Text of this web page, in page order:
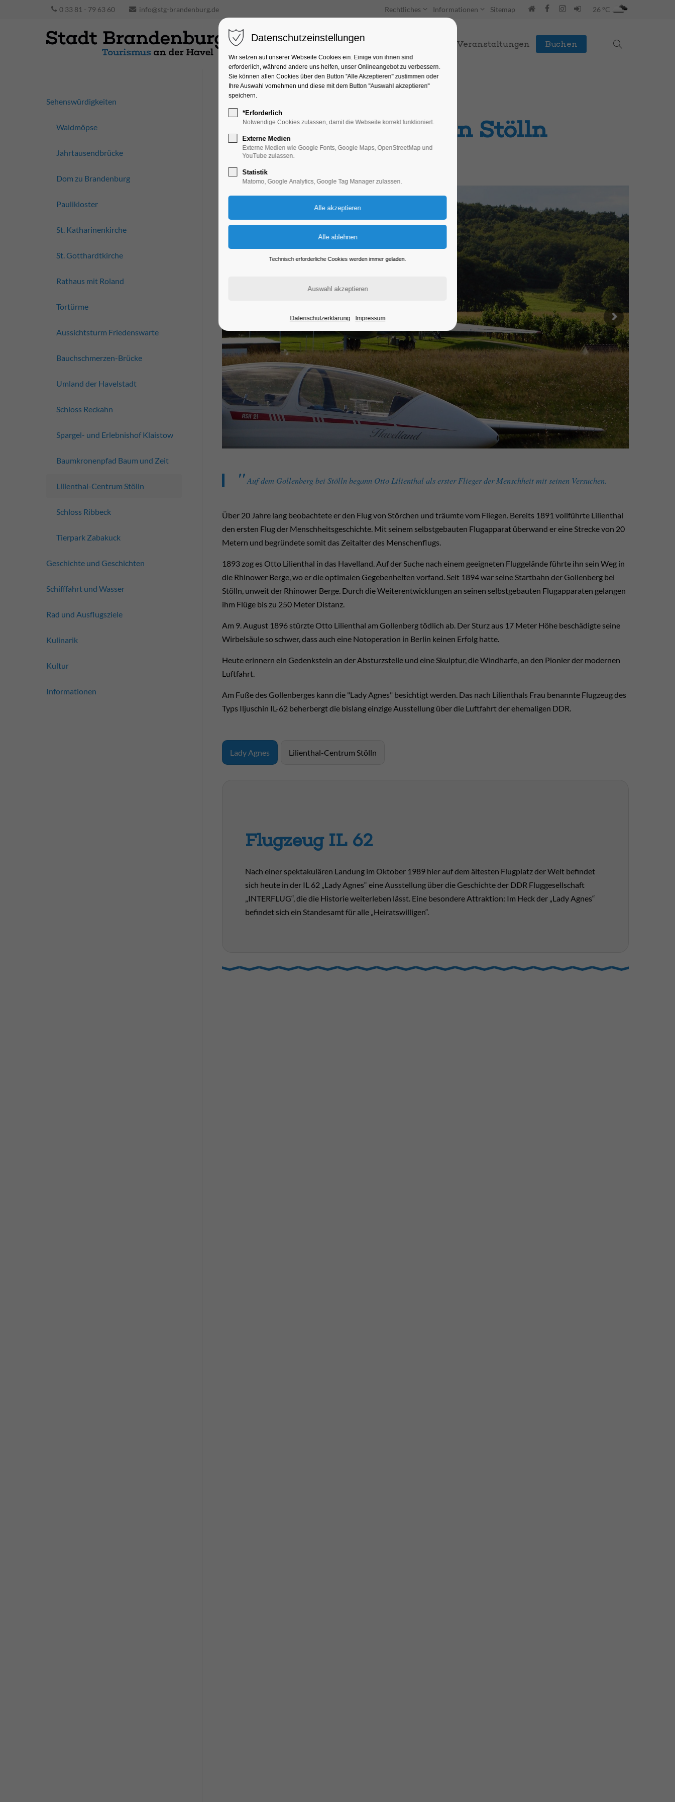
0 33 81 - 79 63 60 info@stg-brandenburg.de Rechtliches Informationen Sitemap 26 °C
Unterkünfte Entdecken & Erleben Veranstaltungen Buchen
Otto-Lilienthal-Verein Stölln
Pionier der Luftfahrt
Auf dem Gollen­berg bei Stölln be­gann Otto Lilien­thal als erster Flieger der Mensch­heit mit seinen Ver­suchen.
Über 20 Jahre lang beo­bachtete er den Flug von Störchen und träumte vom Fliegen. Bereits 1891 voll­führte Lilien­thal
den ersten Flug der Mensch­heits­ge­schichte. Mit seinem selbst­ge­bauten Flug­ap­pa­rat über­wand er eine Strecke von 20
Metern und be­gründete somit das Zeit­alter des Menschen­flugs.
1893 zog es Otto Lilien­thal in das Havel­land. Auf der Suche nach einem ge­eigneten Flug­ge­lände führte ihn sein Weg in
die Rhinower Berge, wo er die optimalen Ge­ge­ben­heiten vor­fand. Seit 1894 war seine Start­bahn der Gollen­berg bei
Stölln, un­weit der Rhinower Berge. Durch die Weiter­ent­wick­lungen an seinen selbst­ge­bauten Flug­ap­paraten ge­langen
ihm Flüge bis zu 250 Meter Distanz.
Am 9. August 1896 stürzte Otto Lilienthal am Gollen­berg tödlich ab. Der Sturz aus 17 Meter Höhe be­schädigte seine
Wirbel­säule so schwer, dass auch eine Not­ope­ration in Berlin keinen Er­folg hatte.
Heute er­innern ein Ge­denk­stein an der Ab­sturz­stelle und eine Skulp­tur, die Wind­harfe, an den Pionier der mo­dernen
Luft­fahrt.
Am Fuße des Gollen­berges kann die "Lady Agnes" be­sichtigt werden. Das nach Lilien­thals Frau be­nannte Flug­zeug des
Typs Iljuschin IL-62 be­her­bergt die bis­lang einzige Aus­stellung über die Luft­fahrt der ehe­maligen DDR.
Lady Agnes Lilienthal-Centrum Stölln
Flugzeug IL 62
Nach einer spek­taku­lären Lan­dung im Ok­tober 1989 hier auf dem ältesten Flug­platz der Welt be­findet
sich heute in der IL 62 „Lady Agnes“ eine Aus­stellung über die Ge­schichte der DDR Flug­ge­sell­schaft
„INTER­FLUG“, die die Historie weiter­leben lässt. Eine be­sondere At­trak­tion: Im Heck der „Lady Agnes“
be­findet sich ein Standes­amt für alle „Heirats­willigen“.
Sehenswürdigkeiten
Waldmöpse
Jahrtausendbrücke
Dom zu Brandenburg
Paulikloster
St. Katharinenkirche
St. Gotthardtkirche
Rathaus mit Roland
Tortürme
Aussichtsturm Friedenswarte
Bauchschmerzen-Brücke
Umland der Havelstadt
Schloss Reckahn
Spargel- und Erlebnishof Klaistow
Baumkronenpfad Baum und Zeit
Lilienthal-Centrum Stölln
Schloss Ribbeck
Tierpark Zabakuck
Geschichte und Geschichten
Schifffahrt und Wasser
Rad und Ausflugsziele
Kulinarik
Kultur
Informationen
Datenschutzeinstellungen
Wir setzen auf unserer Webseite Cookies ein. Einige von ihnen sind
erforderlich, während andere uns helfen, unser Onlineangebot zu verbessern.
Sie können allen Cookies über den Button "Alle Akzeptieren" zustimmen oder
Ihre Auswahl vornehmen und diese mit dem Button "Auswahl akzeptieren"
speichern.
*Erforderlich
Notwendige Cookies zulassen, damit die Webseite korrekt funktioniert.
Externe Medien
Externe Medien wie Google Fonts, Google Maps, OpenStreetMap und
YouTube zulassen.
Statistik
Matomo, Google Analytics, Google Tag Manager zulassen.
Technisch erforderliche Cookies werden immer geladen.
Datenschutzerklärung Impressum